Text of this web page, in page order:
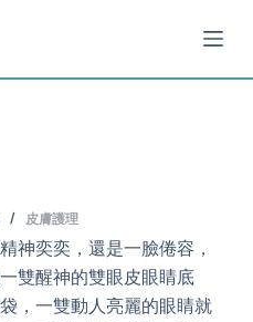
皮膚護理
神奕奕，還是一臉倦容，
雙醒神的雙眼皮眼睛底
，一雙動人亮麗的眼睛就